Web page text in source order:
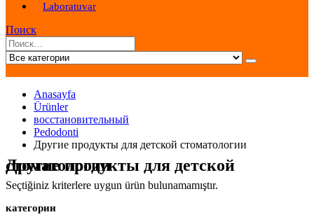
Laboratuvar
Поиск
Anasayfa
Ürünler
восстановительный
Pedodonti
Другие продукты для детской стоматологии
Другие продукты для детской стоматологии
Seçtiğiniz kriterlere uygun ürün bulunamamıştır.
категории